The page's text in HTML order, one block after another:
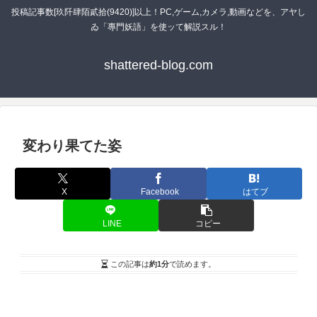
投稿記事数[玖阡肆陌貳拾(9420)]以上！PC,ゲーム,カメラ,動画などを、アヤし
ゐ「專門妖語」を使ッて解説スル！
shattered-blog.com
変わり果てた姿
X Facebook はてブ
LINE コピー
この記事は約1分で読めます。